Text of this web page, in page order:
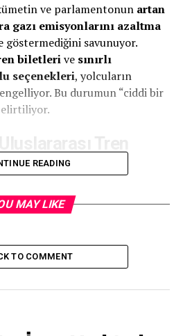
ve parlamentonun artan
gazı emisyonlarını azaltma
göstermediğini savunuyor.
biletlerive sınırlı
seçenekleri, yolcuların
Bu durumun “ciddi bir
gelirin büyük bölümü
teşvik etmek için doğrudan
güçlendirilmesine
Eleştiri
READING
MAY LIKE
TO COMMENT